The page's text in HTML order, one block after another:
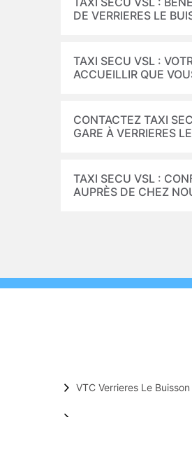
DE VERRIERES LE
TAXI SECU VSL :
ACCUEILLIR QUE
CONTACTEZ TAXI
GARE À VERRIERES
TAXI SECU VSL :
AUPRÈS DE CHEZ
VTC Verrieres Le